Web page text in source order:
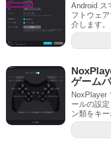
Android ス
フトウェ
介します。
ゲーム
NoxPlayer
ールの設
ン類をキ